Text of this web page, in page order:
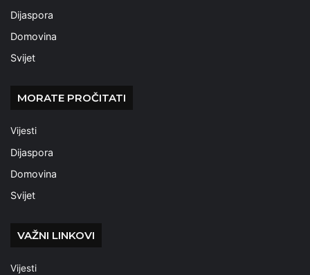
Dijaspora
Domovina
Svijet
MORATE PROČITATI
Vijesti
Dijaspora
Domovina
Svijet
VAŽNI LINKOVI
Vijesti